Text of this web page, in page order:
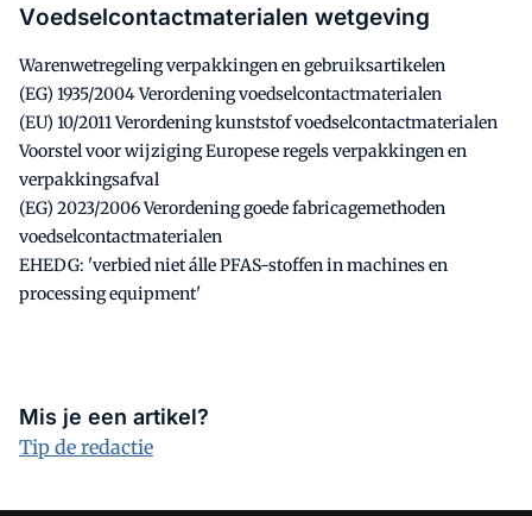
Voedselcontactmaterialen wetgeving
Warenwetregeling verpakkingen en gebruiksartikelen
(EG) 1935/2004 Verordening voedselcontactmaterialen
(EU) 10/2011 Verordening kunststof voedselcontactmaterialen
Voorstel voor wijziging Europese regels verpakkingen en
verpakkingsafval
(EG) 2023/2006 Verordening goede fabricagemethoden
voedselcontactmaterialen
EHEDG: 'verbied niet álle PFAS-stoffen in machines en
processing equipment'
Mis je een artikel?
Tip de redactie